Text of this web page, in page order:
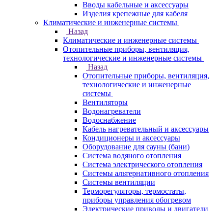
Вводы кабельные и аксессуары
Изделия крепежные для кабеля
Климатические и инженерные системы
Назад
Климатические и инженерные системы
Отопительные приборы, вентиляция,
технологические и инженерные системы
Назад
Отопительные приборы, вентиляция,
технологические и инженерные
системы
Вентиляторы
Водонагреватели
Водоснабжение
Кабель нагревательный и аксессуары
Кондиционеры и аксессуары
Оборудование для сауны (бани)
Система водяного отопления
Система электрического отопления
Системы альтернативного отопления
Системы вентиляции
Терморегуляторы, термостаты,
приборы управления обогревом
Электрические приводы и двигатели